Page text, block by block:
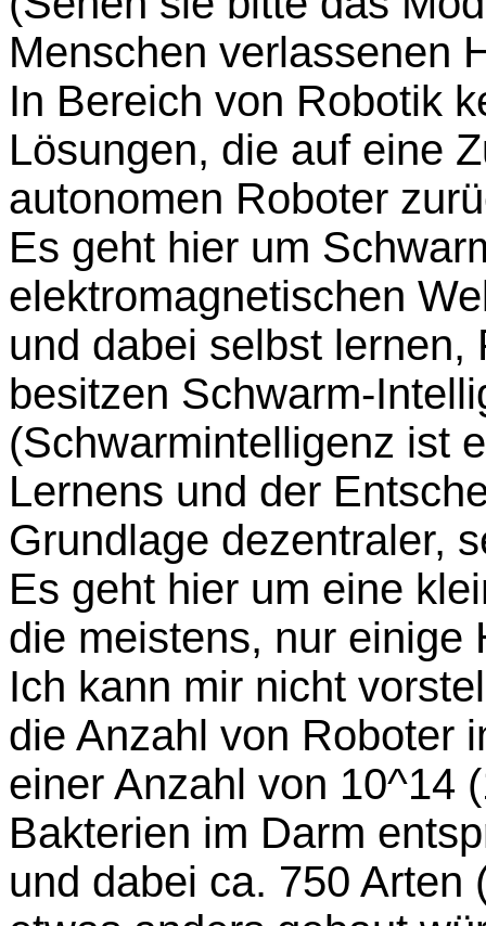
Menschen verlassenen
In Bereich von Robotik
Lösungen, die auf eine
autonomen Roboter
Es geht hier um
elektromagnetischen
und dabei selbst
besitzen Schwarm-
(Schwarmintelligenz ist
Lernens und der
Grundlage dezentraler,
Es geht hier um eine
die meistens, nur einige
Ich kann mir nicht
die Anzahl von Roboter
einer Anzahl von 10^14
Bakterien im Darm
und dabei ca. 750 Arten